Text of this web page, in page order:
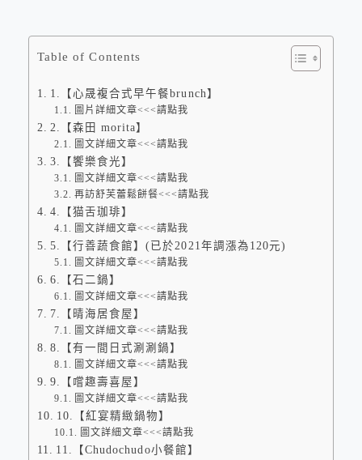
Table of Contents
1.【心晟複合式早午餐brunch】
圖片詳細文章<<<請點我
2.【森田 morita】
圖文詳細文章<<<請點我
3.【饗樂食光】
圖文詳細文章<<<請點我
再訪舒芙蕾鬆餅餐<<<請點我
4.【猫舌珈琲】
圖文詳細文章<<<請點我
5.【行善蔬食館】(已於2021年調漲為120元)
圖文詳細文章<<<請點我
6.【石二鍋】
圖文詳細文章<<<請點我
7.【晴海居食屋】
圖文詳細文章<<<請點我
8.【有一間日式涮涮鍋】
圖文詳細文章<<<請點我
9.【嚐趣壽喜屋】
圖文詳細文章<<<請點我
10.【紅宴精緻鍋物】
圖文詳細文章<<<請點我
11.【Chudochudo小餐館】